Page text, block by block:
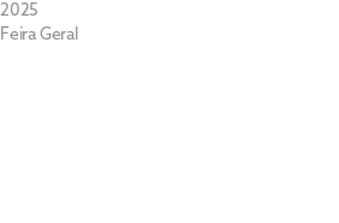
2025
Feira Geral